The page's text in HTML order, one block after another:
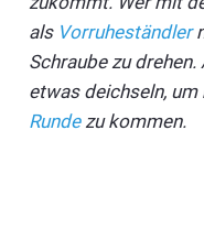
als Vorruheständler
Schraube zu drehen.
etwas deichseln,
Rundezu kommen.